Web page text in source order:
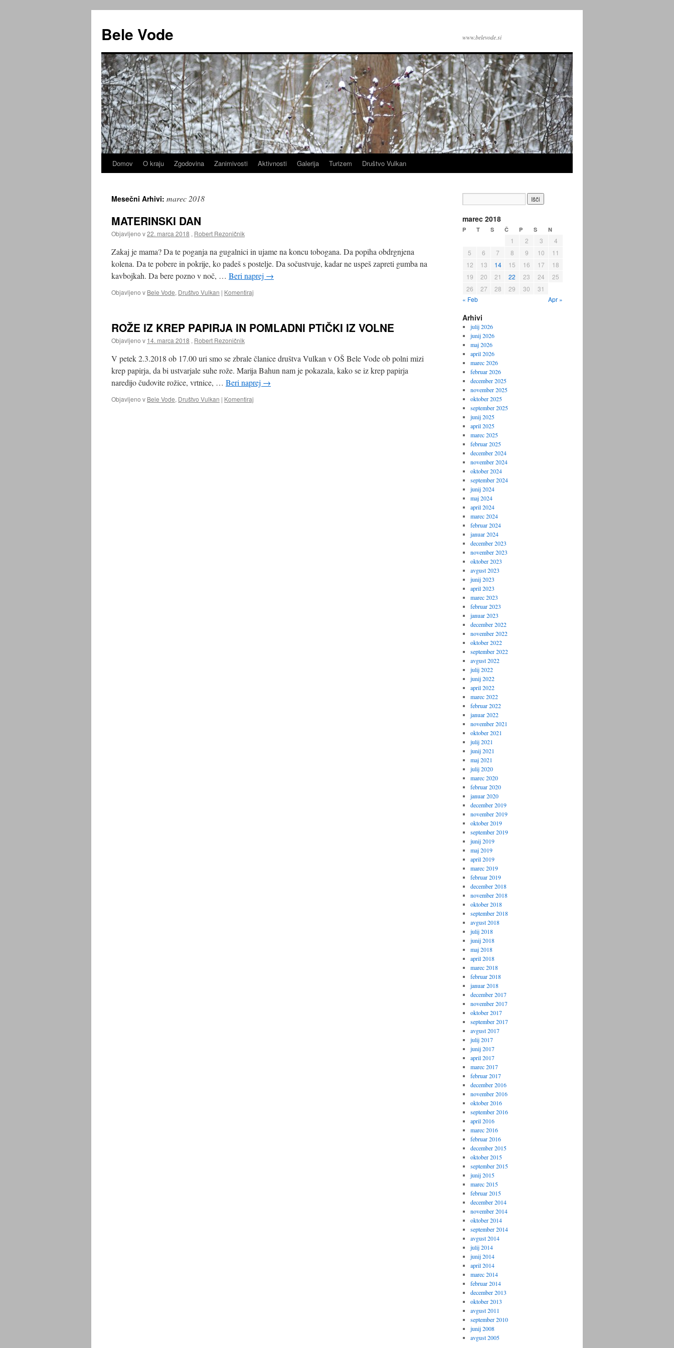
vsebino
Bele Vode www.belevode.si
Domov O kraju Zgodovina Zanimivosti Aktivnosti Galerija Turizem Društvo Vulkan
Mesečni Arhivi: marec 2018
MATERINSKI DAN
Objavljeno v22. marca 2018 , Robert Rezoničnik
Zakaj je mama? Da te poganja na gugalnici in ujame na koncu tobogana. Da popiha obdrgnjena
kolena. Da te pobere in pokrije, ko padeš s postelje. Da sočustvuje, kadar ne uspeš zapreti gumba na
kavbojkah. Da bere pozno v noč, … Beri naprej →
Objavljeno v Bele Vode, Društvo Vulkan | Komentiraj
ROŽE IZ KREP PAPIRJA IN POMLADNI PTIČKI IZ VOLNE
Objavljeno v 14. marca 2018 , Robert Rezoničnik
V petek 2.3.2018 ob 17.00 uri smo se zbrale članice društva Vulkan v OŠ Bele Vode ob polni mizi
krep papirja, da bi ustvarjale suhe rože. Marija Bahun nam je pokazala, kako se iz krep papirja
naredijo čudovite rožice, vrtnice, … Beri naprej →
Objavljeno v Bele Vode, Društvo Vulkan | Komentiraj
marec 2018
P T S Č P S N
1 2 3
4
5
6 7 8 9 10
11
12
13 14 15 16 17
18
19
20 21 22 23 24
25
26
27 28 29 30
31
« Feb
Apr »
Arhivi
julij 2026
junij 2026
maj 2026
april 2026
marec 2026
februar 2026
december 2025
november 2025
oktober 2025
september 2025
junij 2025
april 2025
marec 2025
februar 2025
december 2024
november 2024
oktober 2024
september 2024
junij 2024
maj 2024
april 2024
marec 2024
februar 2024
januar 2024
december 2023
november 2023
oktober 2023
avgust 2023
junij 2023
april 2023
marec 2023
februar 2023
januar 2023
december 2022
november 2022
oktober 2022
september 2022
avgust 2022
julij 2022
junij 2022
april 2022
marec 2022
februar 2022
januar 2022
november 2021
oktober 2021
julij 2021
junij 2021
maj 2021
julij 2020
marec 2020
februar 2020
januar 2020
december 2019
november 2019
oktober 2019
september 2019
junij 2019
maj 2019
april 2019
marec 2019
februar 2019
december 2018
november 2018
oktober 2018
september 2018
avgust 2018
julij 2018
junij 2018
maj 2018
april 2018
marec 2018
februar 2018
januar 2018
december 2017
november 2017
oktober 2017
september 2017
avgust 2017
julij 2017
junij 2017
april 2017
marec 2017
februar 2017
december 2016
november 2016
oktober 2016
september 2016
april 2016
marec 2016
februar 2016
december 2015
oktober 2015
september 2015
junij 2015
marec 2015
februar 2015
december 2014
november 2014
oktober 2014
september 2014
avgust 2014
julij 2014
junij 2014
april 2014
marec 2014
februar 2014
december 2013
oktober 2013
avgust 2011
september 2010
junij 2008
avgust 2005